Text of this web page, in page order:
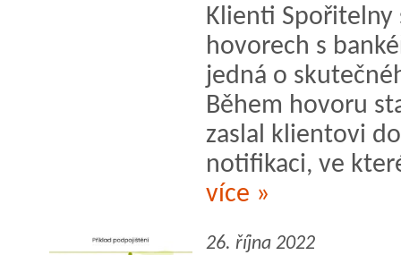
Klienti
hovorech s
jedná o
Během hovoru
zaslal klientovi
notifikaci, ve
více »
26. října 2022